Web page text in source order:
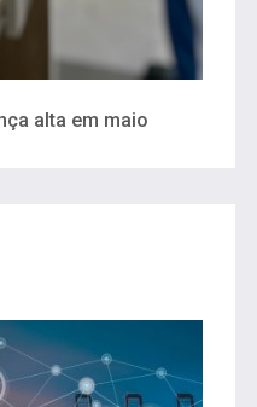
alta em maio